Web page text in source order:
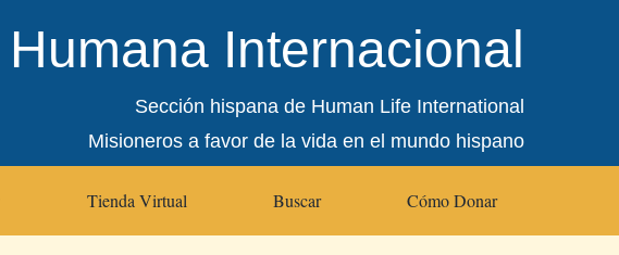
Internacional
Sección hispana de Human Life International
Misioneros a favor de la vida en el mundo hispano
Tienda Virtual Buscar Cómo Donar